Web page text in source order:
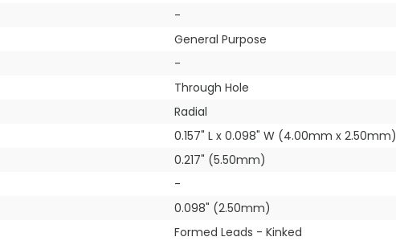
-
General Purpose
-
Through Hole
Radial
0.157" L x 0.098" W (4.00mm x 2.50mm)
0.217" (5.50mm)
-
0.098" (2.50mm)
Formed Leads - Kinked